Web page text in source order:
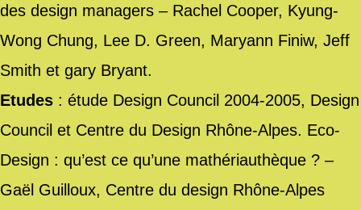
des design managers – Rachel Cooper, Kyung-
Wong Chung, Lee D. Green, Maryann Finiw, Jeff
Smith et gary Bryant.
Etudes : étude Design Council 2004-2005, Design
Council et Centre du Design Rhône-Alpes. Eco-
Design : qu’est ce qu’une mathériauthèque ? –
Gaël Guilloux, Centre du design Rhône-Alpes